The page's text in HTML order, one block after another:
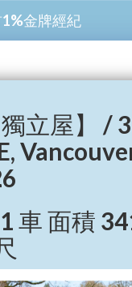
金牌經紀
立屋】 /
車 面積